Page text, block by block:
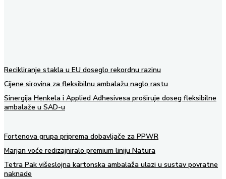
Recikliranje stakla u EU doseglo rekordnu razinu
Cijene sirovina za fleksibilnu ambalažu naglo rastu
Sinergija Henkela i Applied Adhesivesa proširuje doseg fleksibilne
ambalaže u SAD-u
Fortenova grupa priprema dobavljače za PPWR
Marjan voće redizajniralo premium liniju Natura
Tetra Pak višeslojna kartonska ambalaža ulazi u sustav povratne
naknade